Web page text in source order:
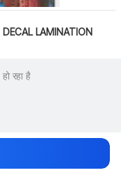
LAMINATION
रहा है